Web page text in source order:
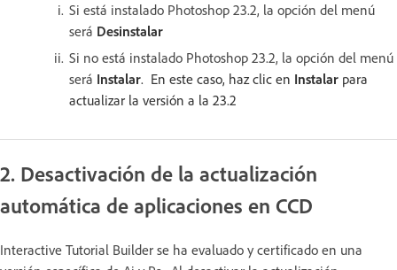
Si está instalado Photoshop 23.2, la opción del menú
será Desinstalar
Si no está instalado Photoshop 23.2, la opción del menú
será Instalar. En este caso, haz clic en Instalar para
actualizar la versión a la 23.2
2. Desactivación de la actualización
automática de aplicaciones en CCD
Interactive Tutorial Builder se ha evaluado y certificado en una